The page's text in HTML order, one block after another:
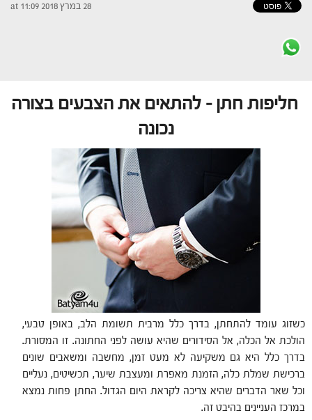
28 במרץ 2018 at 11:09
חליפות חתן – להתאים את הצבעים בצורה
נכונה
כשזוג עומד להתחתן, בדרך כלל מרבית תשומת הלב, באופן טבעי,
הולכת אל הכלה, אל הסידורים שהיא עושה לפני החתונה. זו המסורת.
בדרך כלל היא גם משקיעה לא מעט זמן, מחשבה ומשאבים שונים
ברכישת שמלת כלה, הזמנת מאפרת ומעצבת שיער, תכשיטים, נעליים
וכל שאר הדברים שהיא צריכה לקראת היום הגדול. החתן פחות נמצא
במרכז העניינים בהיבט זה.